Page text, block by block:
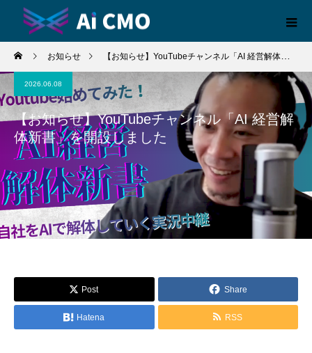
お知らせ 【お知らせ】YouTubeチャンネル「AI 経営解体新書」を開設しました
2026.06.08
【お知らせ】YouTubeチャンネル「AI 経営解
体新書」を開設しました
Post Share
Hatena RSS